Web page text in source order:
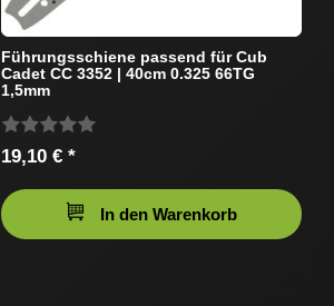
Führungsschiene passend für Cub
Cadet CC 3352 | 40cm 0.325 66TG
1,5mm
19,10 € *
In den Warenkorb